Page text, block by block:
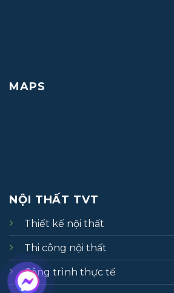
NỘI THẤT TVT
Thiết kế nội thất
Thi công nội thất
Công trình thực tế
MAPS